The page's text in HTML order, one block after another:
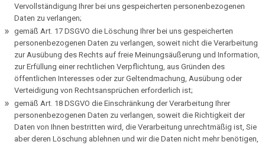
Vervollständigung Ihrer bei uns gespeicherten personenbezogenen
Daten zu verlangen;
gemäß Art. 17 DSGVO die Löschung Ihrer bei uns gespeicherten
personenbezogenen Daten zu verlangen, soweit nicht die Verarbeitung
zur Ausübung des Rechts auf freie Meinungsäußerung und Information,
zur Erfüllung einer rechtlichen Verpflichtung, aus Gründen des
öffentlichen Interesses oder zur Geltendmachung, Ausübung oder
Verteidigung von Rechtsansprüchen erforderlich ist;
gemäß Art. 18 DSGVO die Einschränkung der Verarbeitung Ihrer
personenbezogenen Daten zu verlangen, soweit die Richtigkeit der
Daten von Ihnen bestritten wird, die Verarbeitung unrechtmäßig ist, Sie
aber deren Löschung ablehnen und wir die Daten nicht mehr benötigen,